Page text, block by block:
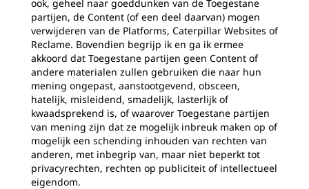
ook, geheel naar goeddunken van de Toegestane
partijen, de Content (of een deel daarvan) mogen
verwijderen van de Platforms, Caterpillar Websites of
Reclame. Bovendien begrijp ik en ga ik ermee
akkoord dat Toegestane partijen geen Content of
andere materialen zullen gebruiken die naar hun
mening ongepast, aanstootgevend, obsceen,
hatelijk, misleidend, smadelijk, lasterlijk of
kwaadsprekend is, of waarover Toegestane partijen
van mening zijn dat ze mogelijk inbreuk maken op of
mogelijk een schending inhouden van rechten van
anderen, met inbegrip van, maar niet beperkt tot
privacyrechten, rechten op publiciteit of intellectueel
eigendom.